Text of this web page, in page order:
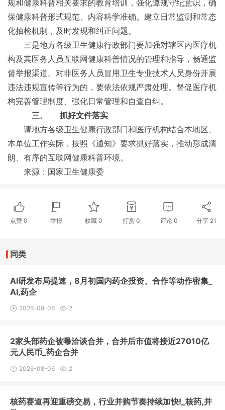
规和健康科普相关要求的教育培训，强化遵规守纪意识，确
保健康科普形式规范、内容科学准确。建立日常监测和常态
化抽检机制，及时发现和纠正问题。
三是地方各级卫生健康行政部门要加强对辖区内医疗机
构及其医务人员互联网健康科普情况的管理和指导，畅通监
督举报渠道。对非医务人员冒用卫生专业技术人员身份开展
违法违规宣传等行为的，要依法依规严肃处理。督促医疗机
构完善管理制度、强化日常管理和自查自纠。
三、
抓好文件落实
请地方各级卫生健康行政部门和医疗机构结合本地区、
本单位工作实际，按照《通知》要求抓好落实，推动形成清
朗、有序的互联网健康科普环境。
来源：国家卫生健康委
点赞 0 举报 收藏0 打赏 0 评论 0 分享 21
同类
AI研发布局提速，8月初国内药企投资、合作等动作密集_
AI,药企
2026-08-06 2
2家头部药企被曝洽谈合并，合并后市值将接近27010亿
元人民币_药企合并
2026-08-06 2
核药赛道再迎重磅交易，行业并购节奏持续加快!_核药,并